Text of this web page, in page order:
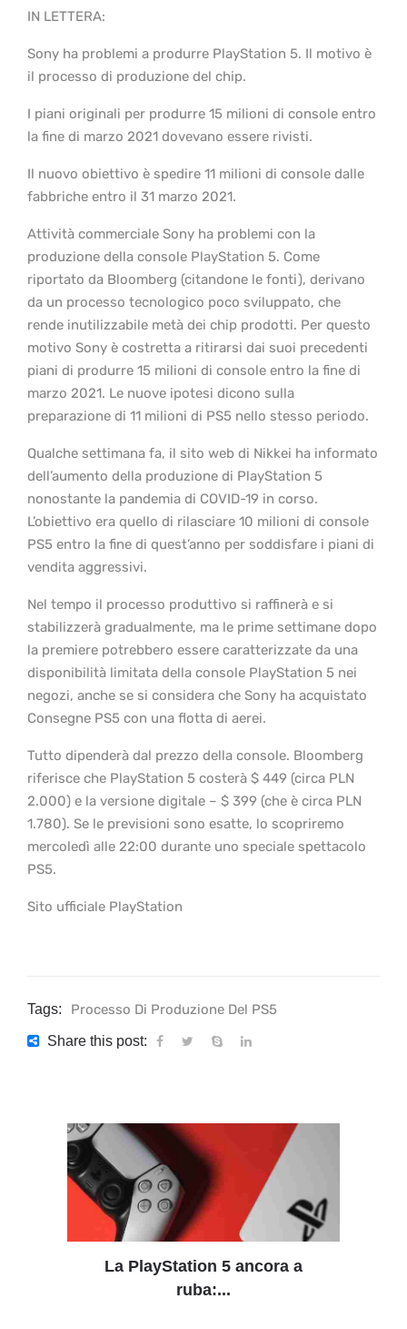
IN LETTERA:
Sony ha problemi a produrre PlayStation 5. Il motivo è
il processo di produzione del chip.
I piani originali per produrre 15 milioni di console entro
la fine di marzo 2021 dovevano essere rivisti.
Il nuovo obiettivo è spedire 11 milioni di console dalle
fabbriche entro il 31 marzo 2021.
Attività commerciale Sony ha problemi con la
produzione della console PlayStation 5. Come
riportato da Bloomberg (citandone le fonti), derivano
da un processo tecnologico poco sviluppato, che
rende inutilizzabile metà dei chip prodotti. Per questo
motivo Sony è costretta a ritirarsi dai suoi precedenti
piani di produrre 15 milioni di console entro la fine di
marzo 2021. Le nuove ipotesi dicono sulla
preparazione di 11 milioni di PS5 nello stesso periodo.
Qualche settimana fa, il sito web di Nikkei ha informato
dell’aumento della produzione di PlayStation 5
nonostante la pandemia di COVID-19 in corso.
L’obiettivo era quello di rilasciare 10 milioni di console
PS5 entro la fine di quest’anno per soddisfare i piani di
vendita aggressivi.
Nel tempo il processo produttivo si raffinerà e si
stabilizzerà gradualmente, ma le prime settimane dopo
la premiere potrebbero essere caratterizzate da una
disponibilità limitata della console PlayStation 5 nei
negozi, anche se si considera che Sony ha acquistato
Consegne PS5 con una flotta di aerei.
Tutto dipenderà dal prezzo della console. Bloomberg
riferisce che PlayStation 5 costerà $ 449 (circa PLN
2.000) e la versione digitale – $ 399 (che è circa PLN
1.780). Se le previsioni sono esatte, lo scopriremo
mercoledì alle 22:00 durante uno speciale spettacolo
PS5.
Sito ufficiale PlayStation
Tags: Processo Di Produzione Del PS5
Share this post:
La PlayStation 5 ancora a
ruba:...